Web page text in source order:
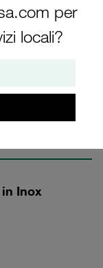
per
locali?
femmina
Inox